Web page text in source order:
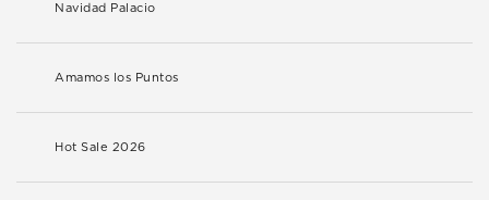
Navidad Palacio
Amamos los Puntos
Hot Sale 2026